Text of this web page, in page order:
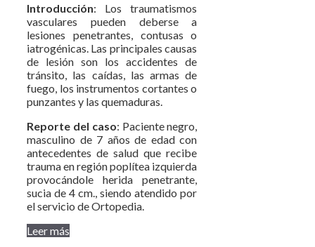
Introducción: Los traumatismos
vasculares pueden deberse a
lesiones penetrantes, contusas o
iatrogénicas. Las principales causas
de lesión son los accidentes de
tránsito, las caídas, las armas de
fuego, los instrumentos cortantes o
punzantes y las quemaduras.
Reporte del caso: Paciente negro,
masculino de 7 años de edad con
antecedentes de salud que recibe
trauma en región poplítea izquierda
provocándole herida penetrante,
sucia de 4 cm., siendo atendido por
el servicio de Ortopedia.
Leer más